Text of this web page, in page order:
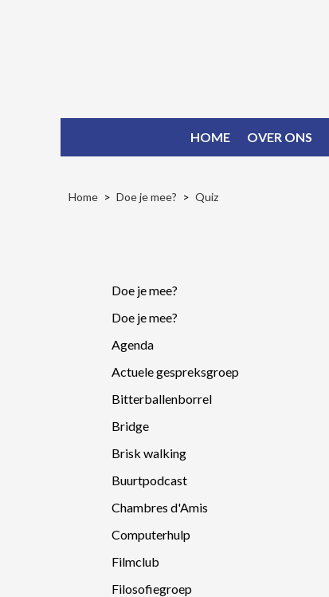
HOME OVER ONS
Home Doe je mee? Quiz
Doe je mee?
Doe je mee?
Agenda
Actuele gespreksgroep
Bitterballenborrel
Bridge
Brisk walking
Buurtpodcast
Chambres d'Amis
Computerhulp
Filmclub
Filosofiegroep